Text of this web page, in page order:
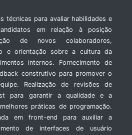
técnicas para avaliar habilidades e
em relação à posição
de novos colaboradores,
e orientação sobre a cultura da
internos. Fornecimento de
construtivo para promover o
Realização de revisões de
para garantir a qualidade e a
práticas de programação.
em front-end para auxiliar a
de interfaces de usuário